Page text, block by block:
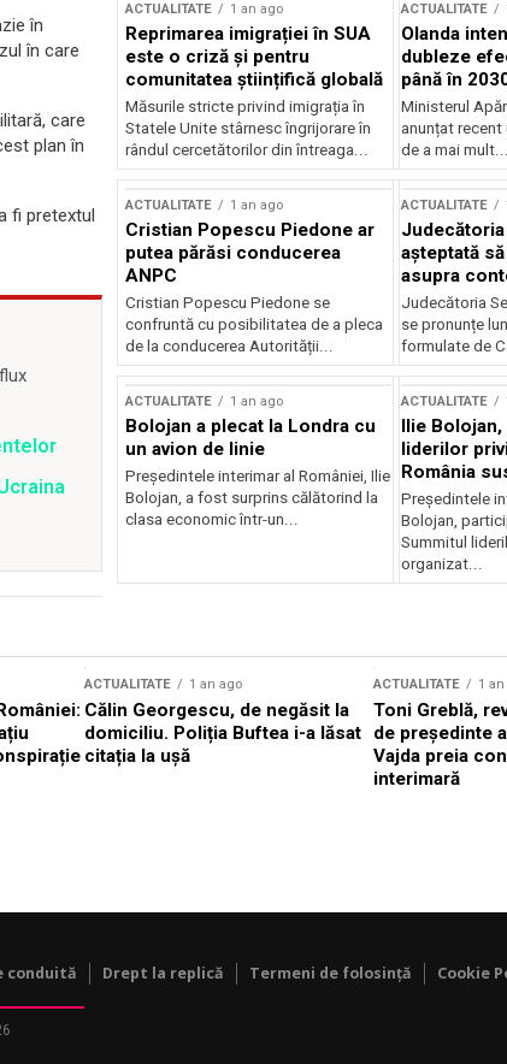
în
în care
care
plan în
fi pretextul
ACTUALITATE 1 an ago
Reprimarea imigrației în SUA
este o criză și pentru
comunitatea științifică globală
Măsurile stricte privind imigrația în
Statele Unite stârnesc îngrijorare în
rândul cercetătorilor din întreaga...
ACTUALITATE
Olanda
dubleze
până în
Ministerul
anunțat
de a mai mult...
ACTUALITATE 1 an ago
Cristian Popescu Piedone ar
putea părăsi conducerea
ANPC
Cristian Popescu Piedone se
confruntă cu posibilitatea de a pleca
de la conducerea Autorității...
ACTUALITATE
așteptată
asupra
judiciar
Judecătoria
se pronunțe
formulate de
ACTUALITATE 1 an ago
Bolojan a plecat la Londra cu
un avion de linie
Președintele interimar al României, Ilie
Bolojan, a fost surprins călătorind la
clasa economic într-un...
ACTUALITATE
Ilie
liderilor
România
și stabilitate
Președintele
Bolojan,
Summitul
organizat...
ACTUALITATE 1 an ago
Călin Georgescu, de negăsit la
domiciliu. Poliția Buftea i-a lăsat
citația la ușă
ACTUALITATE 1
Toni Greblă,
de președinte
Vajda preia
interimară
conduită Drept la replică Termeni de folosință Cookie